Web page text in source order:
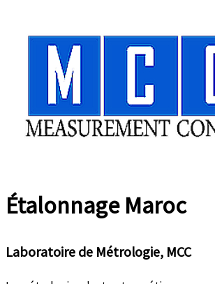
ÉtalonnageMaroc
Laboratoire de Métrologie, MCC